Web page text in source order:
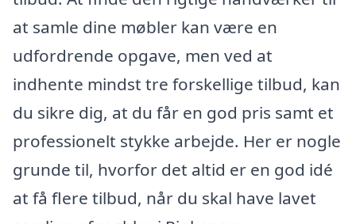
at samle dine møbler kan være en
udfordrende opgave, men ved at
indhente mindst tre forskellige tilbud, kan
du sikre dig, at du får en god pris samt et
professionelt stykke arbejde. Her er nogle
grunde til, hvorfor det altid er en god idé
at få flere tilbud, når du skal have lavet